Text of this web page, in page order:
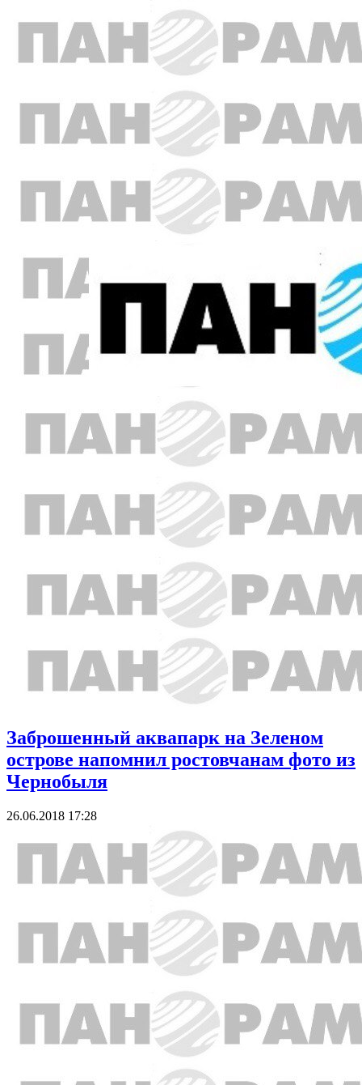
Заброшенный аквапарк на Зеленом
острове напомнил ростовчанам фото из
Чернобыля
26.06.2018 17:28